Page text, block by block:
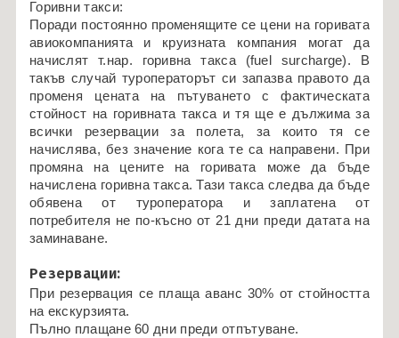
Горивни такси:
Поради постоянно променящите се цени на горивата
авиокомпанията и круизната компания могат да
начислят т.нар. горивна такса (fuel surcharge). В
такъв случай туроператорът си запазва правото да
променя цената на пътуването с фактическата
стойност на горивната такса и тя ще е дължима за
всички резервации за полета, за които тя се
начислява, без значение кога те са направени. При
промяна на цените на горивата може да бъде
начислена горивна такса. Тази такса следва да бъде
обявена от туроператора и заплатена от
потребителя не по-късно от 21 дни преди датата на
заминаване.
Резервации:
При резервация се плаща аванс 30% от стойността
на екскурзията.
Пълно плащане 60 дни преди отпътуване.